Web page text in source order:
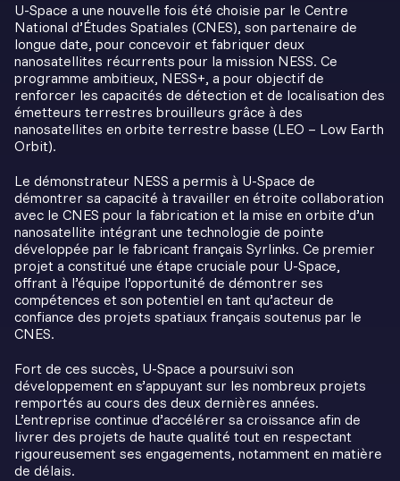
U-Space a une nouvelle fois été choisie par le Centre
National d’Études Spatiales (CNES), son partenaire de
longue date, pour concevoir et fabriquer deux
nanosatellites récurrents pour la mission NESS. Ce
programme ambitieux, NESS+, a pour objectif de
renforcer les capacités de détection et de localisation des
émetteurs terrestres brouilleurs grâce à des
nanosatellites en orbite terrestre basse (LEO – Low Earth
Orbit).
Le démonstrateur NESS a permis à U-Space de
démontrer sa capacité à travailler en étroite collaboration
avec le CNES pour la fabrication et la mise en orbite d’un
nanosatellite intégrant une technologie de pointe
développée par le fabricant français Syrlinks. Ce premier
projet a constitué une étape cruciale pour U-Space,
offrant à l’équipe l’opportunité de démontrer ses
compétences et son potentiel en tant qu’acteur de
confiance des projets spatiaux français soutenus par le
CNES.
Fort de ces succès, U-Space a poursuivi son
développement en s’appuyant sur les nombreux projets
remportés au cours des deux dernières années.
L’entreprise continue d’accélérer sa croissance afin de
livrer des projets de haute qualité tout en respectant
rigoureusement ses engagements, notamment en matière
de délais.